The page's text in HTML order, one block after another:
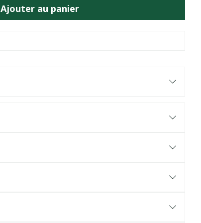
Ajouter au panier